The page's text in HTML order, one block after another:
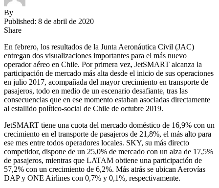
By
Published: 8 de abril de 2020
Share
En febrero, los resultados de la Junta Aeronáutica Civil (JAC)
entregan dos visualizaciones importantes para el más nuevo
operador aéreo en Chile. Por primera vez, JetSMART alcanza la
participación de mercado más alta desde el inicio de sus operaciones
en julio 2017, acompañada del mayor crecimiento en transporte de
pasajeros, todo en medio de un escenario desafiante, tras las
consecuencias que en ese momento estaban asociadas directamente
al estallido político-social de Chile de octubre 2019.
JetSMART tiene una cuota del mercado doméstico de 16,9% con un
crecimiento en el transporte de pasajeros de 21,8%, el más alto para
ese mes entre todos operadores locales. SKY, su más directo
competidor, dispone de un 25,0% de mercado con un alza de 17,5%
de pasajeros, mientras que LATAM obtiene una participación de
57,2% con un crecimiento de 6,2%. Más atrás se ubican Aerovías
DAP y ONE Airlines con 0,7% y 0,1%, respectivamente.